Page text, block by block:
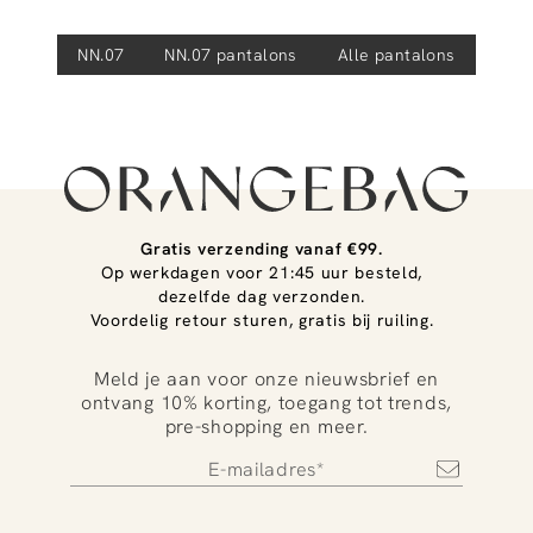
NN.07 NN.07 pantalons Alle pantalons
Gratis verzending vanaf €99.
Op werkdagen voor 21:45 uur besteld,
dezelfde dag verzonden.
Voordelig retour sturen, gratis bij ruiling.
Meld je aan voor onze nieuwsbrief en
ontvang 10% korting, toegang tot trends,
pre-shopping en meer.